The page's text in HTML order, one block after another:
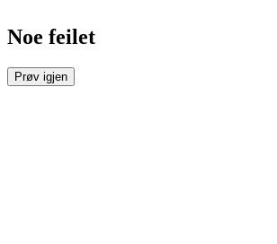
Noe feilet
Prøv igjen